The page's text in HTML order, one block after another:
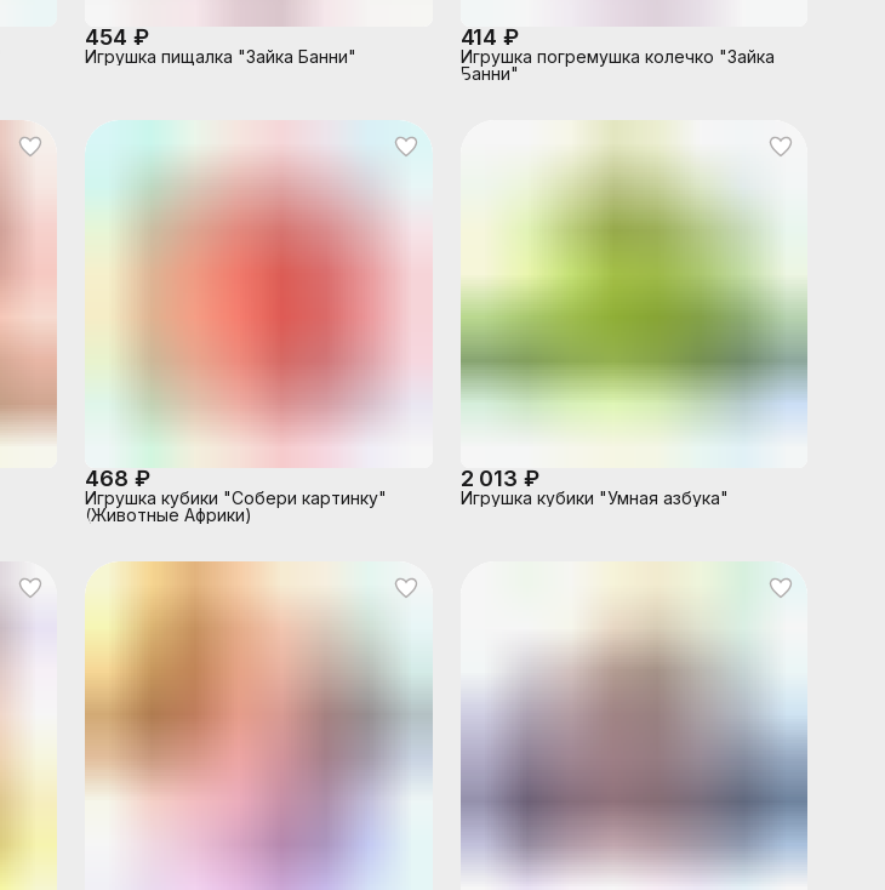
454 ₽
Игрушка пищалка "Зайка Банни"
414 ₽
Игрушка погремушка колечко "Зайка
Банни"
468 ₽
Игрушка кубики "Собери картинку"
(Животные Африки)
2 013 ₽
Игрушка кубики "Умная азбука"